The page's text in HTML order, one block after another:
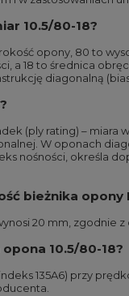
10.5/80-18?
opony, 80 to
a 18 to średnica
diagonalną
(ply rating) – miara
W oponach
nośności, określa
bieżnika opony
20 mm, zgodnie
10.5/80-18?
135A6) przy